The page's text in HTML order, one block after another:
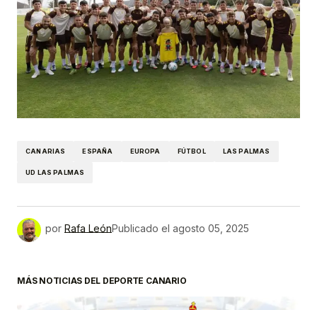
CANARIAS ESPAÑA EUROPA FÚTBOL LAS PALMAS
UD LAS PALMAS
por Rafa LeónPublicado el agosto 05, 2025
MÁS NOTICIAS DEL DEPORTE CANARIO